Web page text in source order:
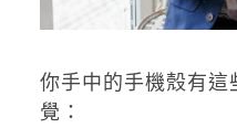
你手中的手機殼有這
覺：